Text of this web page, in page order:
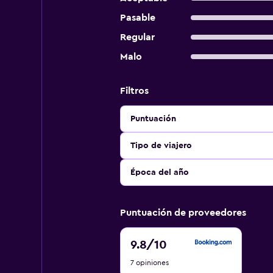
Pasable
Regular
Malo
Filtros
Puntuación
Tipo de viajero
Época del año
Puntuación de proveedores
9.8/10
9.8
10
7 opiniones